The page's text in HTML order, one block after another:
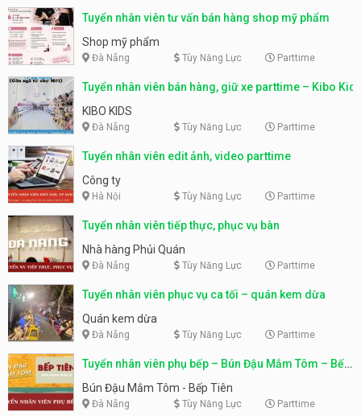
Tuyển nhân viên tư vấn bán hàng shop mỹ phẩm
Shop mỹ phẩm
Đà Nẵng Tùy Năng Lực Parttime
Tuyển nhân viên bán hàng, giữ xe parttime – Kibo Kid
KIBO KIDS
Đà Nẵng Tùy Năng Lực Parttime
Tuyển nhân viên edit ảnh, video parttime
Công ty
Hà Nội Tùy Năng Lực Parttime
Tuyển nhân viên tiếp thực, phục vụ bàn
Nhà hàng Phủi Quán
Đà Nẵng Tùy Năng Lực Parttime
Tuyển nhân viên phục vụ ca tối – quán kem dừa
Quán kem dừa
Đà Nẵng Tùy Năng Lực Parttime
Tuyển nhân viên phụ bếp – Bún Đậu Mắm Tôm – Bếp
Tiên
Bún Đậu Mắm Tôm - Bếp Tiên
Đà Nẵng Tùy Năng Lực Parttime